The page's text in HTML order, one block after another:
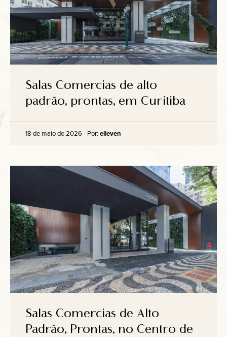
Salas Comercias de alto
padrão, prontas, em Curitiba
18 de maio de 2026 - Por: elleven
Salas Comercias de Alto
Padrão, Prontas, no Centro de